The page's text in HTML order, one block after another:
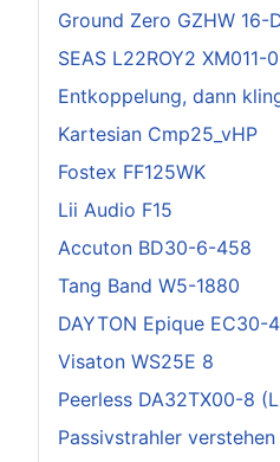
Ground Zero GZHW 16-
SEAS L22ROY2 XM011-
Entkoppelung, dann
Kartesian Cmp25_vHP
Fostex FF125WK
Lii Audio F15
Accuton BD30-6-458
Tang Band W5-1880
DAYTON Epique EC30-4
Visaton WS25E 8
Peerless DA32TX00-8
Passivstrahler verstehen